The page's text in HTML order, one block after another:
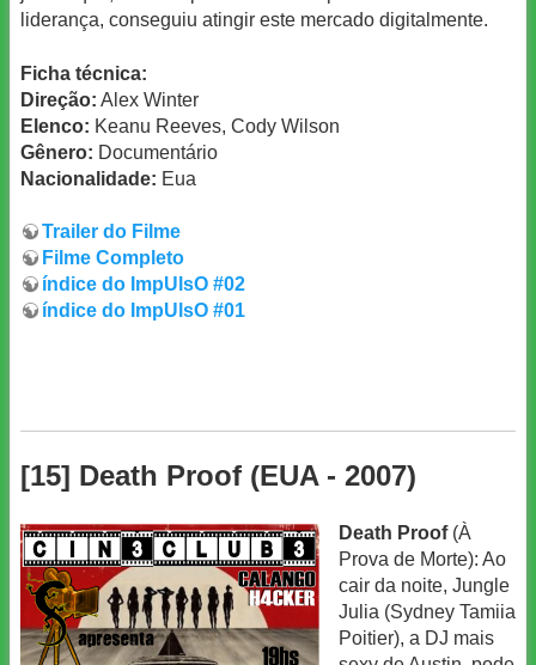
liderança, conseguiu atingir este mercado digitalmente.
Ficha técnica:
Direção: Alex Winter
Elenco: Keanu Reeves, Cody Wilson
Gênero: Documentário
Nacionalidade: Eua
Trailer do Filme
Filme Completo
índice do ImpUlsO #02
índice do ImpUlsO #01
[15] Death Proof (EUA - 2007)
Death Proof(À
Prova de Morte): Ao
cair da noite, Jungle
Julia (Sydney Tamiia
Poitier), a DJ mais